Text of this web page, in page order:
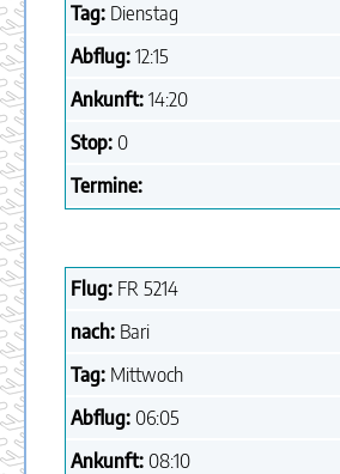
Tag: Dienstag
Abflug: 12:15
Ankunft: 14:20
Stop: 0
Termine:
Flug: FR 5214
nach: Bari
Tag: Mittwoch
Abflug: 06:05
Ankunft: 08:10